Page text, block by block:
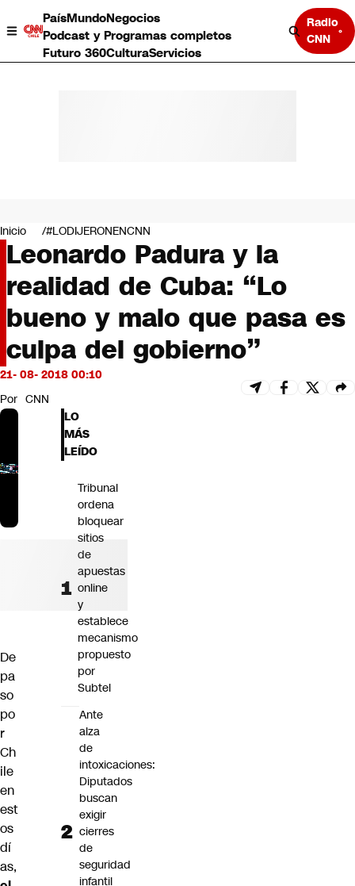
PaísMundoNegocios
Podcast y Programas completos
Futuro 360CulturaServicios
Radio
CNN
Negocios
Deportes
Programas completos
Cultura
Servicios
Bits
CNN tiempo
Futuro 360
Inicio #LODIJERONENCNN
Leonardo Padura y la
realidad de Cuba: “Lo
bueno y malo que pasa es
culpa del gobierno”
21- 08- 2018 00:10
Por CNN
De
pa
so
po
r
Ch
ile
en
est
os
dí
as,
LO
MÁS
LEÍDO
Tribunal
ordena
bloquear
sitios
de
apuestas
online
y
establece
mecanismo
propuesto
por
Subtel
Ante
alza
de
intoxicaciones:
Diputados
buscan
exigir
cierres
de
seguridad
infantil